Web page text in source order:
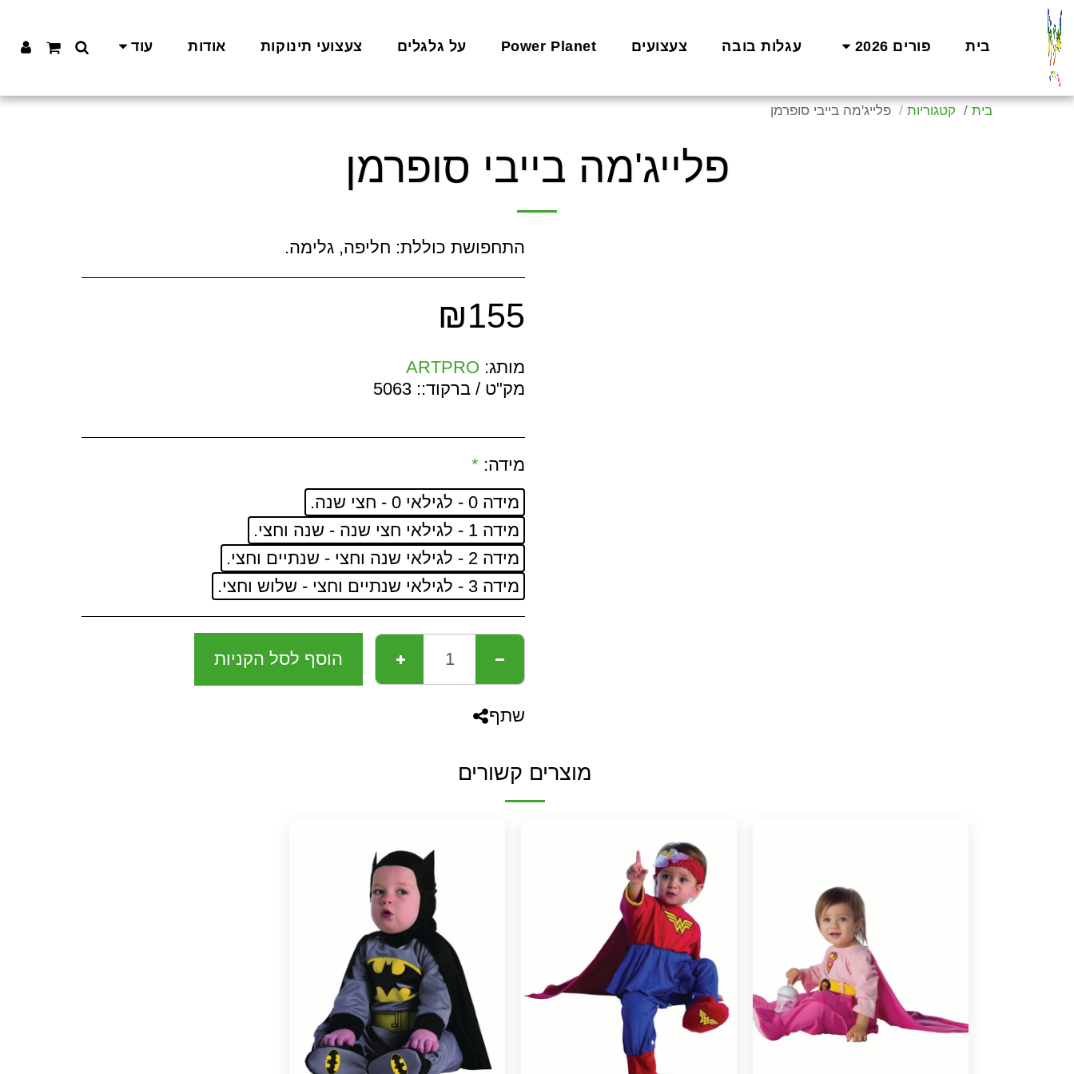
בית פורים 2026 עגלות בובה צעצועים Power Planet על גלגלים צעצועי תינוקות אודות עוד
בית קטגוריות פלייג'מה בייבי סופרמן
פלייג'מה בייבי סופרמן
התחפושת כוללת: חליפה, גלימה.
₪155
מותג: ARTPRO
מק"ט / ברקוד:: 5063
מידה: *
מידה 0 - לגילאי 0 - חצי שנה.
מידה 1 - לגילאי חצי שנה - שנה וחצי.
מידה 2 - לגילאי שנה וחצי - שנתיים וחצי.
מידה 3 - לגילאי שנתיים וחצי - שלוש וחצי.
הוסף לסל הקניות
שתף
מוצרים קשורים